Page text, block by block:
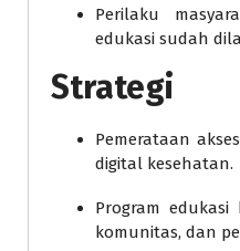
Perilaku
edukasi sudah
Strategi
Pemerataan
digital kesehatan.
Program
komunitas, dan